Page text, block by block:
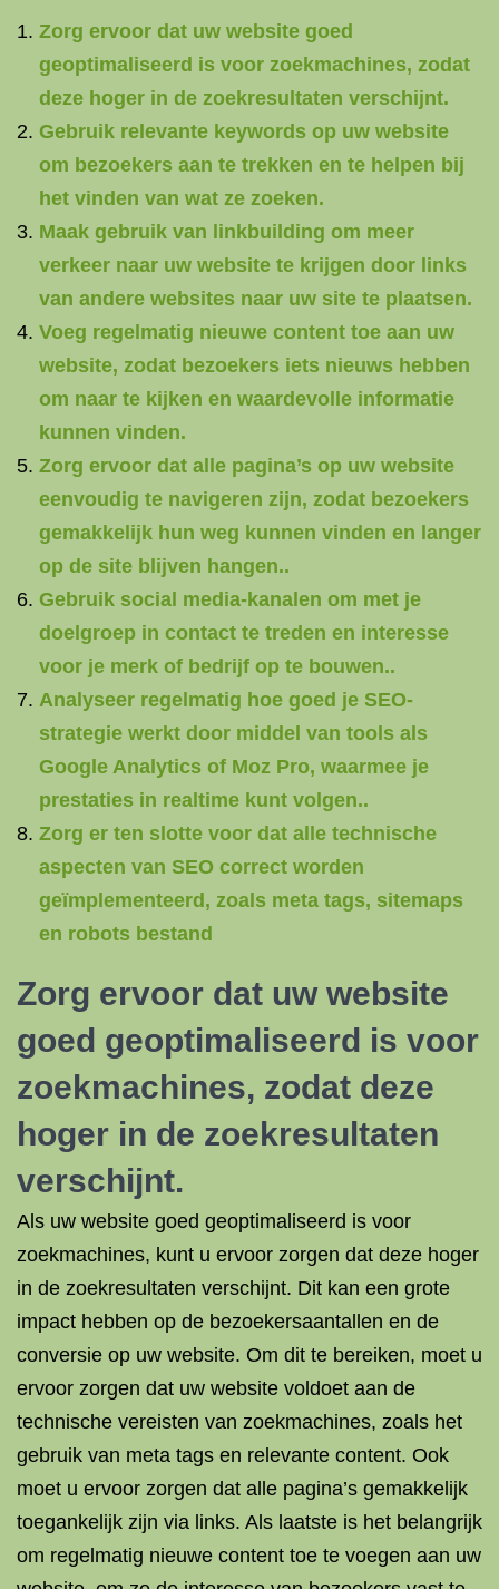
Zorg ervoor dat uw website goed
geoptimaliseerd is voor zoekmachines, zodat
deze hoger in de zoekresultaten verschijnt.
Gebruik relevante keywords op uw website
om bezoekers aan te trekken en te helpen bij
het vinden van wat ze zoeken.
Maak gebruik van linkbuilding om meer
verkeer naar uw website te krijgen door links
van andere websites naar uw site te plaatsen.
Voeg regelmatig nieuwe content toe aan uw
website, zodat bezoekers iets nieuws hebben
om naar te kijken en waardevolle informatie
kunnen vinden.
Zorg ervoor dat alle pagina’s op uw website
eenvoudig te navigeren zijn, zodat bezoekers
gemakkelijk hun weg kunnen vinden en langer
op de site blijven hangen..
Gebruik social media-kanalen om met je
doelgroep in contact te treden en interesse
voor je merk of bedrijf op te bouwen..
Analyseer regelmatig hoe goed je SEO-
strategie werkt door middel van tools als
Google Analytics of Moz Pro, waarmee je
prestaties in realtime kunt volgen..
Zorg er ten slotte voor dat alle technische
aspecten van SEO correct worden
geïmplementeerd, zoals meta tags, sitemaps
en robots bestand
Zorg ervoor dat uw website
goed geoptimaliseerd is voor
zoekmachines, zodat deze
hoger in de zoekresultaten
verschijnt.
Als uw website goed geoptimaliseerd is voor
zoekmachines, kunt u ervoor zorgen dat deze hoger
in de zoekresultaten verschijnt. Dit kan een grote
impact hebben op de bezoekersaantallen en de
conversie op uw website. Om dit te bereiken, moet u
ervoor zorgen dat uw website voldoet aan de
technische vereisten van zoekmachines, zoals het
gebruik van meta tags en relevante content. Ook
moet u ervoor zorgen dat alle pagina’s gemakkelijk
toegankelijk zijn via links. Als laatste is het belangrijk
om regelmatig nieuwe content toe te voegen aan uw